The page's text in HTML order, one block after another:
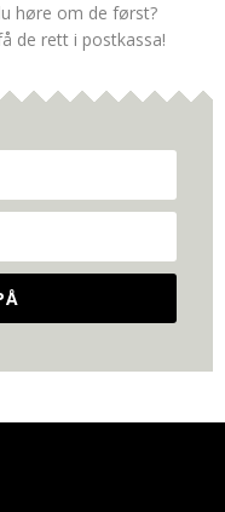
høre om de først?
de rett i postkassa!